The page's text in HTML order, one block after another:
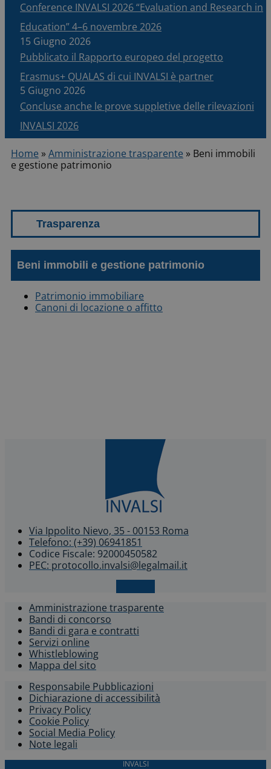
Conference INVALSI 2026 “Evaluation and Research in
Education” 4–6 novembre 2026
15 Giugno 2026
Pubblicato il Rapporto europeo del progetto
Erasmus+ QUALAS di cui INVALSI è partner
5 Giugno 2026
Concluse anche le prove suppletive delle rilevazioni
INVALSI 2026
Home »Amministrazione trasparente » Beni immobili
e gestione patrimonio
Beni immobili e gestione patrimonio
Patrimonio immobiliare
Canoni di locazione o affitto
Via Ippolito Nievo, 35 - 00153 Roma
Telefono: (+39) 06941851
Codice Fiscale: 92000450582
PEC: protocollo.invalsi@legalmail.it
Amministrazione trasparente
Bandi di concorso
Bandi di gara e contratti
Servizi online
Whistleblowing​
Mappa del sito
Responsabile Pubblicazioni
Dichiarazione di accessibilità​
Privacy Policy
Cookie Policy
Social Media Policy
Note legali
INVALSI